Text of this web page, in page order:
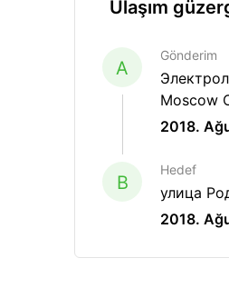
Ulaşım
A
Gönderim
Moscow
2018.
B
Hedef
улица
2018.